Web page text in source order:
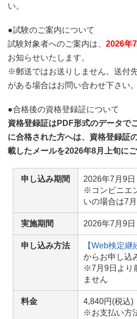
い。
●試験のご案内について
試験対象者へのご案内は、 2026年
お知らせいたします。
※郵送ではお送りしません。送付
がある場合はお問い合わせ下さい。
●合格後の資格登録証について
資格登録証はPDF形式のデータで
に合格された方へは、資格登録証
載したメールを2026年8月上旬にご
申し込み期間
2026年7月9
※コンビニエ
いの場合は7
実施期間 2026年7月9
申し込み方法
【Web検定継
からお申し込
※7月9日より
ません
料金
4,840円(税込)
※お支払い方